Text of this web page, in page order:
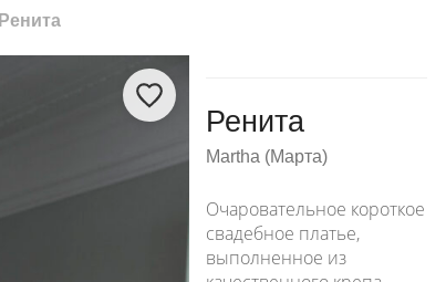
Ренита
Ренита
Martha (Марта)
Очаровательное короткое
свадебное платье,
выполненное из